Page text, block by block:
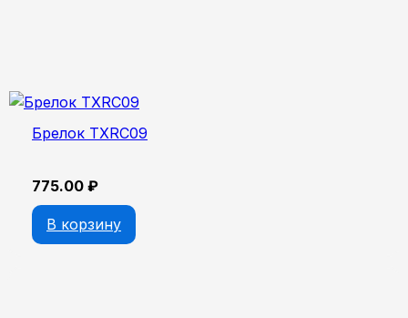
Брелок TXRC09
775.00 ₽
В корзину